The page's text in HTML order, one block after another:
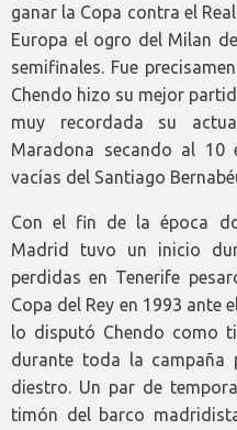
ganar la Copa contra el
Europa el ogro del Milan
semifinales. Fue
Chendo hizo su mejor
muy recordada su
Maradona secando al
vacías del Santiago
Con el fin de la época
Madrid tuvo un inicio
perdidas en Tenerife
Copa del Rey en 1993 ante
lo disputó Chendo como
durante toda la
diestro. Un par de
timón del barco